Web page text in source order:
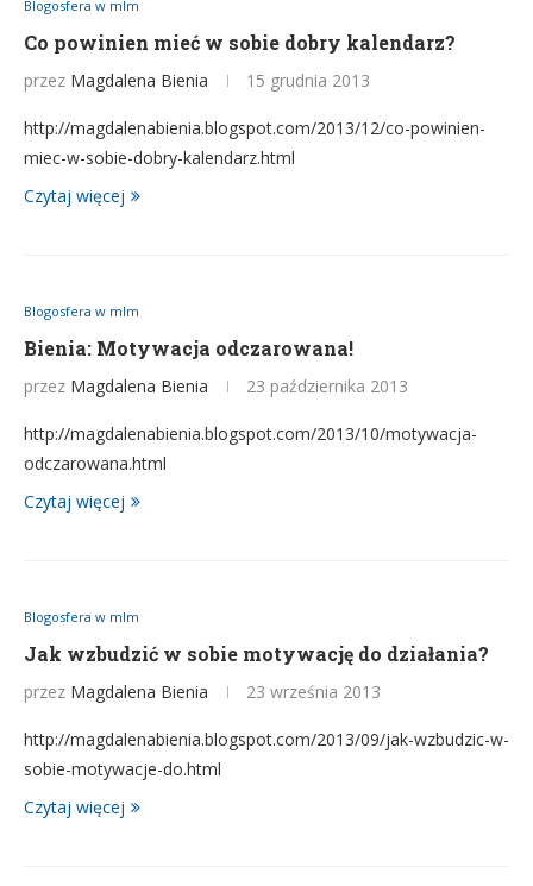
Blogosfera w mlm
Co powinien mieć w sobie dobry kalendarz?
przez Magdalena Bienia 15 grudnia 2013
http://magdalenabienia.blogspot.com/2013/12/co-powinien-
miec-w-sobie-dobry-kalendarz.html
Czytaj więcej
Blogosfera w mlm
Bienia: Motywacja odczarowana!
przez Magdalena Bienia 23 października 2013
http://magdalenabienia.blogspot.com/2013/10/motywacja-
odczarowana.html
Czytaj więcej
Blogosfera w mlm
Jak wzbudzić w sobie motywację do działania?
przez Magdalena Bienia 23 września 2013
http://magdalenabienia.blogspot.com/2013/09/jak-wzbudzic-w-
sobie-motywacje-do.html
Czytaj więcej